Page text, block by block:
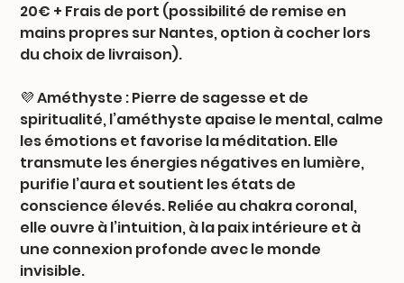
20€ + Frais de port (possibilité de remise en
mains propres sur Nantes, option à cocher lors
du choix de livraison).
💜 Améthyste : Pierre de sagesse et de
spiritualité, l’améthyste apaise le mental, calme
les émotions et favorise la méditation. Elle
transmute les énergies négatives en lumière,
purifie l’aura et soutient les états de
conscience élevés. Reliée au chakra coronal,
elle ouvre à l’intuition, à la paix intérieure et à
une connexion profonde avec le monde
invisible.